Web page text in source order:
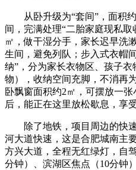
从卧升级为“套间”，面积约
间，完满处理“二胎家庭现私
㎡，做干湿分手，家长迟早洗
生间，避免列队；步入式衣帽
纳”，分为家长衣物区、孩子
物），收纳空间充脚，不消再
卧飘窗面积约2㎡，可摆放一
后，能正在这里放松歇息，享
除了地铁，项目周边的快速
河大道快速，这是合肥城南主
方兴大道，全程无红绿灯，自
分钟）、滨湖区焦点（10分钟